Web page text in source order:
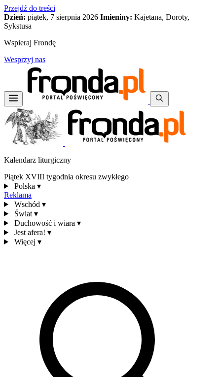
Przejdź do treści
Dzień: piątek, 7 sierpnia 2026 Imieniny: Kajetana, Doroty,
Sykstusa
Wspieraj Frondę
Wesprzyj nas
Kalendarz liturgiczny
Piątek XVIII tygodnia okresu zwykłego
Polska ▾
Reklama
Wschód ▾
Świat ▾
Duchowość i wiara ▾
Jest afera! ▾
Więcej ▾